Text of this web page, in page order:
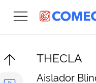
THECLA
Aislador